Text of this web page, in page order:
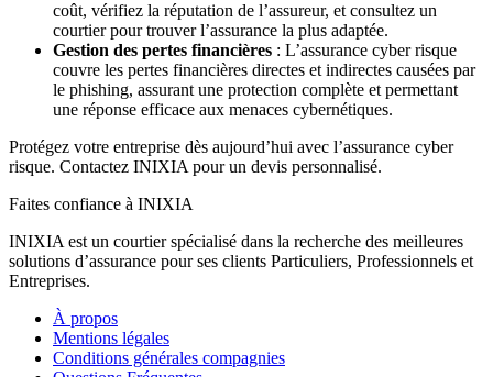
coût, vérifiez la réputation de l’assureur, et consultez un
courtier pour trouver l’assurance la plus adaptée.
Gestion des pertes financières : L’assurance cyber risque
couvre les pertes financières directes et indirectes causées par
le phishing, assurant une protection complète et permettant
une réponse efficace aux menaces cybernétiques.
Protégez votre entreprise dès aujourd’hui avec l’assurance cyber
risque. Contactez INIXIA pour un devis personnalisé.
Faites confiance à INIXIA
INIXIA est un courtier spécialisé dans la recherche des meilleures
solutions d’assurance pour ses clients Particuliers, Professionnels et
Entreprises.
À propos
Mentions légales
Conditions générales compagnies